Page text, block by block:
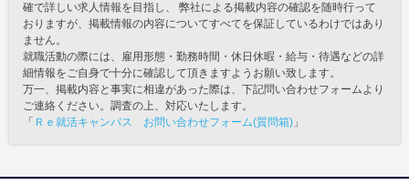
確で詳しい求人情報を目指し、 弊社による掲載内容の確認を随時行って
おりますが、掲載情報の内容についてすべてを保証しているわけではあり
ません。
就職活動の際には、雇用形態・勤務時間・休日休暇・給与・待遇などの詳
細情報をご自身で十分に確認して頂きますようお願い致します。
万一、掲載内容と事実に相違があった際は、下記問い合わせフォームより
ご連絡ください。調査の上、対応いたします。
「 Ｒｅ就活キャンパス お問い合わせフォーム(質問箱) 」